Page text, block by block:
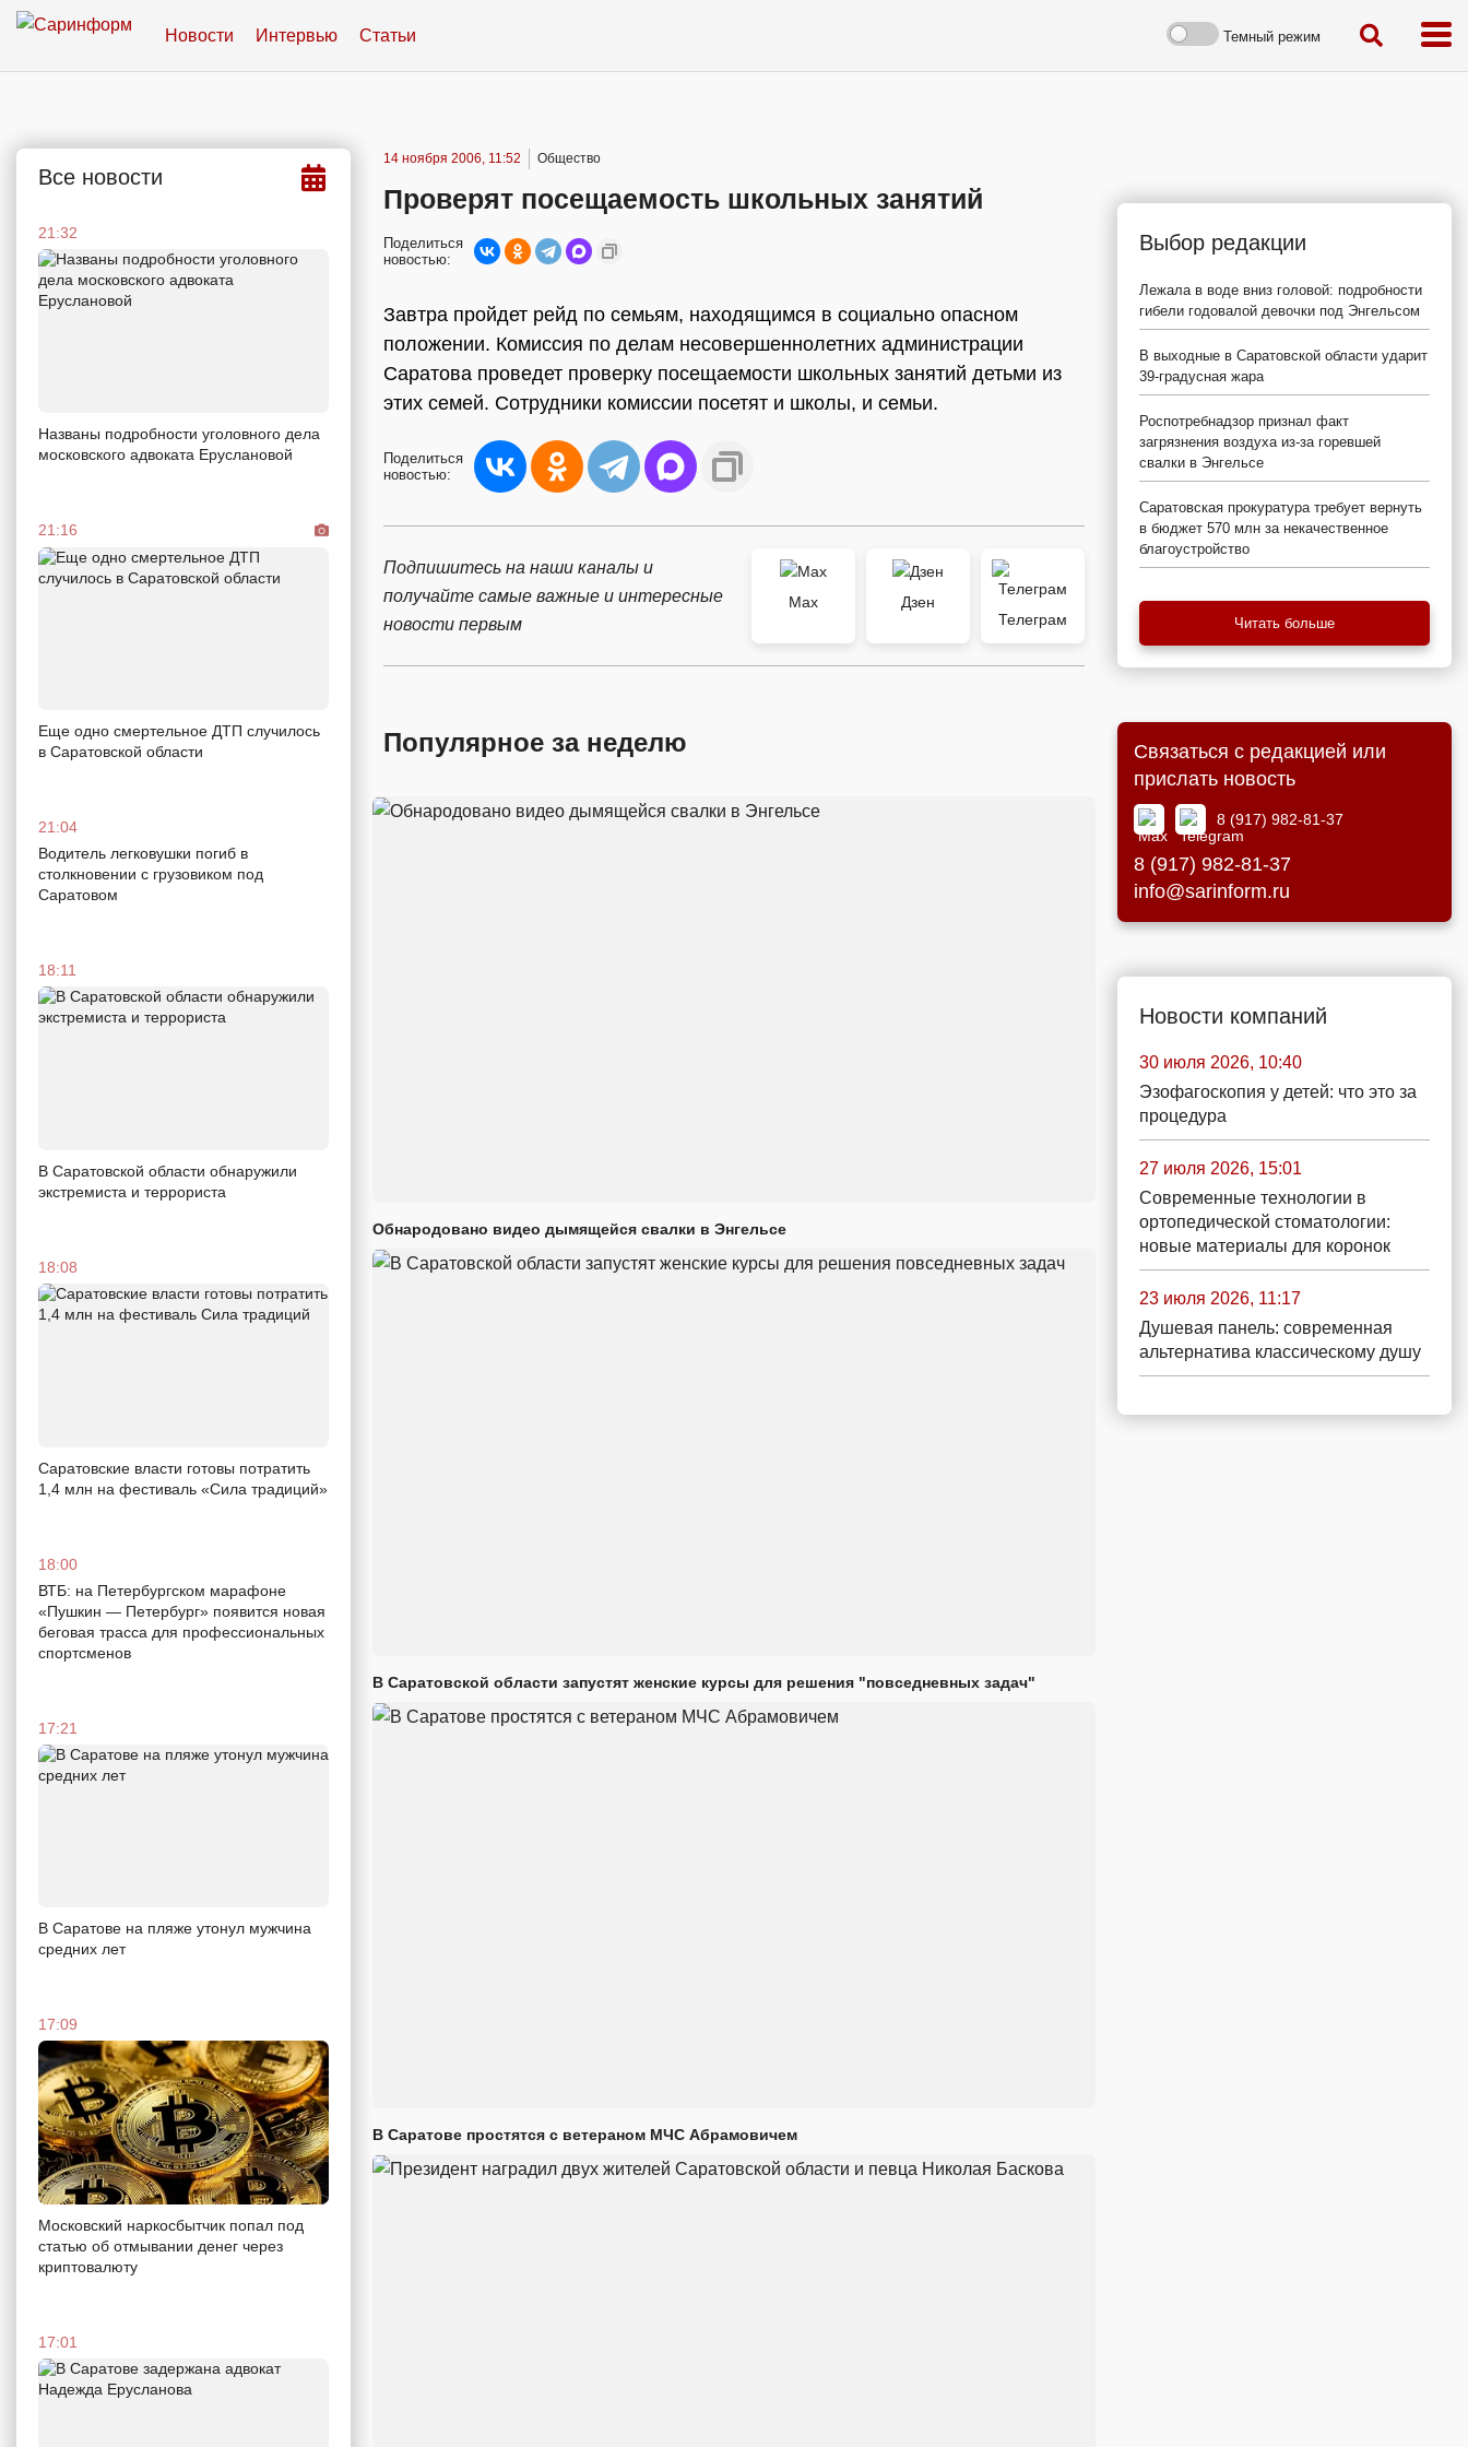
Новости Интервью Статьи Темный режим
Все новости
21:32
Названы подробности уголовного дела
московского адвоката Еруслановой
21:16
Еще одно смертельное ДТП случилось
в Саратовской области
21:04
Водитель легковушки погиб в
столкновении с грузовиком под
Саратовом
18:11
В Саратовской области обнаружили
экстремиста и террориста
18:08
Саратовские власти готовы потратить
1,4 млн на фестиваль «Сила традиций»
18:00
ВТБ: на Петербургском марафоне
«Пушкин — Петербург» появится новая
беговая трасса для профессиональных
спортсменов
17:21
В Саратове на пляже утонул мужчина
средних лет
17:09
Московский наркосбытчик попал под
статью об отмывании денег через
криптовалюту
17:01
14 ноября 2006, 11:52 Общество
Проверят посещаемость школьных занятий
Поделиться
новостью:
Завтра пройдет рейд по семьям, находящимся в социально опасном
положении. Комиссия по делам несовершеннолетних администрации
Саратова проведет проверку посещаемости школьных занятий детьми из
этих семей. Сотрудники комиссии посетят и школы, и семьи.
Поделиться
новостью:
Подпишитесь на наши каналы и
получайте самые важные и интересные
новости первым
Max
Дзен
Телеграм
Популярное за неделю
Обнародовано видео дымящейся свалки в Энгельсе
В Саратовской области запустят женские курсы для решения "повседневных задач"
В Саратове простятся с ветераном МЧС Абрамовичем
Выбор редакции
Лежала в воде вниз головой: подробности
гибели годовалой девочки под Энгельсом
В выходные в Саратовской области ударит
39-градусная жара
Роспотребнадзор признал факт
загрязнения воздуха из-за горевшей
свалки в Энгельсе
Саратовская прокуратура требует вернуть
в бюджет 570 млн за некачественное
благоустройство
Читать больше
Связаться с редакцией или
прислать новость
8 (917) 982-81-37
8 (917) 982-81-37
info@sarinform.ru
Новости компаний
30 июля 2026, 10:40
Эзофагоскопия у детей: что это за
процедура
27 июля 2026, 15:01
Современные технологии в
ортопедической стоматологии:
новые материалы для коронок
23 июля 2026, 11:17
Душевая панель: современная
альтернатива классическому душу